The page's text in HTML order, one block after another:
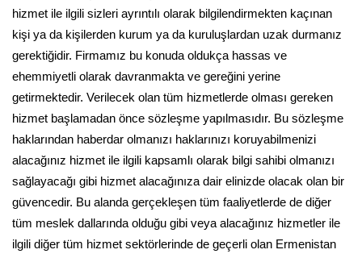
hizmet ile ilgili sizleri ayrıntılı olarak bilgilendirmekten kaçınan
kişi ya da kişilerden kurum ya da kuruluşlardan uzak durmanız
gerektiğidir. Firmamız bu konuda oldukça hassas ve
ehemmiyetli olarak davranmakta ve gereğini yerine
getirmektedir. Verilecek olan tüm hizmetlerde olması gereken
hizmet başlamadan önce sözleşme yapılmasıdır. Bu sözleşme
haklarından haberdar olmanızı haklarınızı koruyabilmenizi
alacağınız hizmet ile ilgili kapsamlı olarak bilgi sahibi olmanızı
sağlayacağı gibi hizmet alacağınıza dair elinizde olacak olan bir
güvencedir. Bu alanda gerçekleşen tüm faaliyetlerde de diğer
tüm meslek dallarında olduğu gibi veya alacağınız hizmetler ile
ilgili diğer tüm hizmet sektörlerinde de geçerli olan Ermenistan